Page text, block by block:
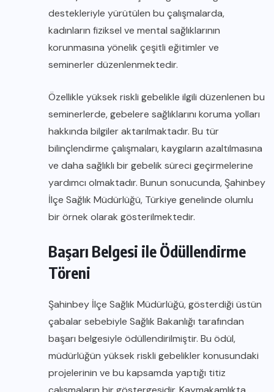
destekleriyle yürütülen bu çalışmalarda,
kadınların fiziksel ve mental sağlıklarının
korunmasına yönelik çeşitli eğitimler ve
seminerler düzenlenmektedir.
Özellikle yüksek riskli gebelikle ilgili düzenlenen bu
seminerlerde, gebelere sağlıklarını koruma yolları
hakkında bilgiler aktarılmaktadır. Bu tür
bilinçlendirme çalışmaları, kaygıların azaltılmasına
ve daha sağlıklı bir gebelik süreci geçirmelerine
yardımcı olmaktadır. Bunun sonucunda, Şahinbey
İlçe Sağlık Müdürlüğü, Türkiye genelinde olumlu
bir örnek olarak gösterilmektedir.
Başarı Belgesi ile Ödüllendirme
Töreni
Şahinbey İlçe Sağlık Müdürlüğü, gösterdiği üstün
çabalar sebebiyle Sağlık Bakanlığı tarafından
başarı belgesiyle ödüllendirilmiştir. Bu ödül,
müdürlüğün yüksek riskli gebelikler konusundaki
projelerinin ve bu kapsamda yaptığı titiz